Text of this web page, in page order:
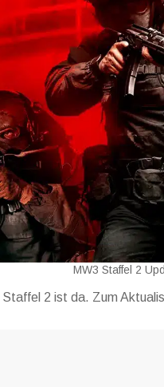
MW3 Staffel 2
Staffel 2 ist da. Zum